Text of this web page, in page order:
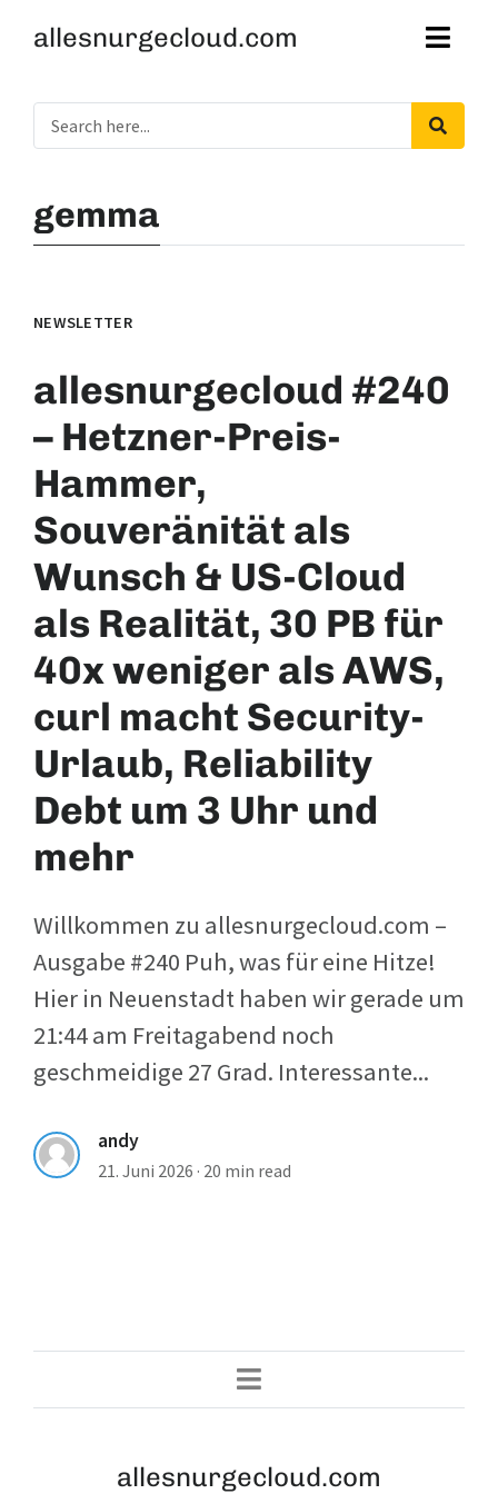
allesnurgecloud.com
gemma
NEWSLETTER
allesnurgecloud #240
– Hetzner-Preis-
Hammer,
Souveränität als
Wunsch & US-Cloud
als Realität, 30 PB für
40x weniger als AWS,
curl macht Security-
Urlaub, Reliability
Debt um 3 Uhr und
mehr
Willkommen zu allesnurgecloud.com –
Ausgabe #240 Puh, was für eine Hitze!
Hier in Neuenstadt haben wir gerade um
21:44 am Freitagabend noch
geschmeidige 27 Grad. Interessante...
andy
21. Juni 2026 · 20 min read
allesnurgecloud.com